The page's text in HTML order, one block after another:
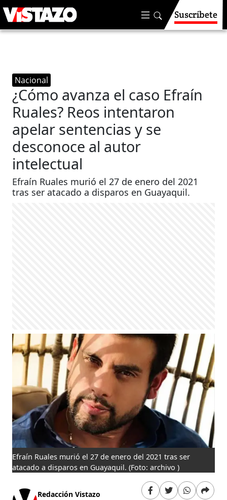
Suscríbete
Nacional
¿Cómo avanza el caso Efraín
Ruales? Reos intentaron
apelar sentencias y se
desconoce al autor
intelectual
Efraín Ruales murió el 27 de enero del 2021
tras ser atacado a disparos en Guayaquil.
Efraín Ruales murió el 27 de enero del 2021 tras ser
atacado a disparos en Guayaquil. (Foto: archivo )
Redacción Vistazo